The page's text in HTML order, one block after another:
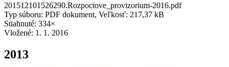
201512101526290.Rozpoctove_provizorium-2016.pdf
Typ súboru: PDF dokument, Veľkosť: 217,37 kB
Stiahnuté: 334×
Vložené: 1. 1. 2016
2013